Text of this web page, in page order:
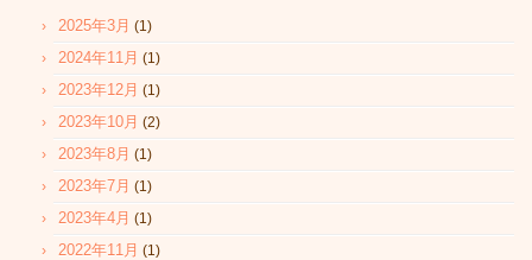
2025年3月 (1)
2024年11月 (1)
2023年12月 (1)
2023年10月 (2)
2023年8月 (1)
2023年7月 (1)
2023年4月 (1)
2022年11月 (1)